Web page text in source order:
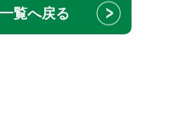
一覧へ戻る